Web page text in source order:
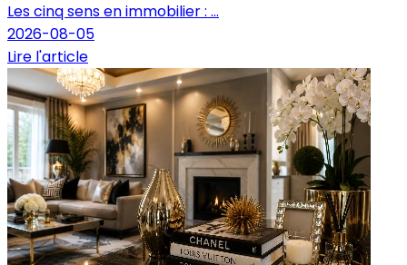
Les cinq sens en immobilier : ...
2026-08-05
Lire l'article